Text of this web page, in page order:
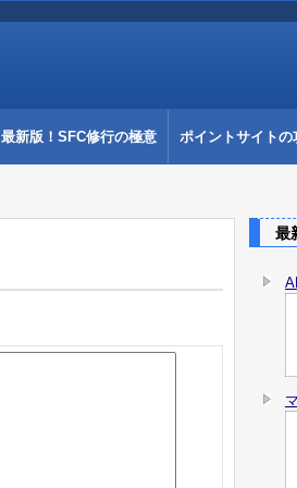
最新版！SFC修行の極意 ポイントサイトの
最